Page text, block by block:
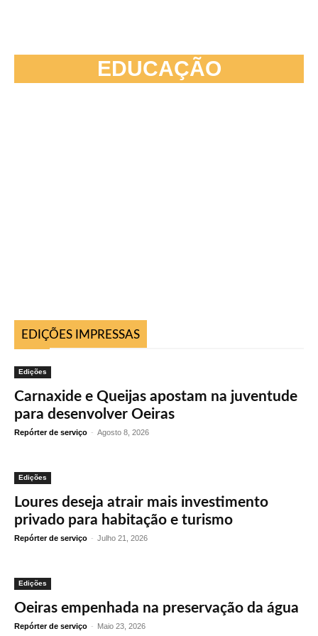
EDUCAÇÃO
EDIÇÕES IMPRESSAS
Edições
Carnaxide e Queijas apostam na juventude
para desenvolver Oeiras
Repórter de serviço - Agosto 8, 2026
Edições
Loures deseja atrair mais investimento
privado para habitação e turismo
Repórter de serviço - Julho 21, 2026
Edições
Oeiras empenhada na preservação da água
Repórter de serviço - Maio 23, 2026